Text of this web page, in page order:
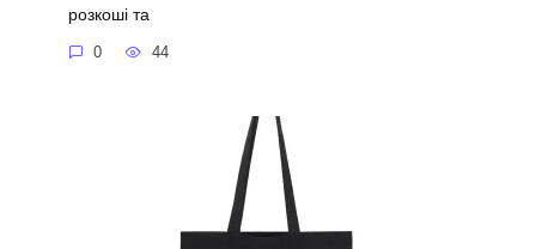
розкоші та
0 44